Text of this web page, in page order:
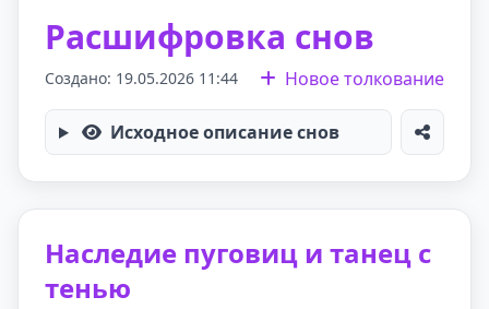
Расшифровка снов
Создано: 19.05.2026 11:44 Новое толкование
Исходное описание снов
Наследие пуговиц и танец с
тенью